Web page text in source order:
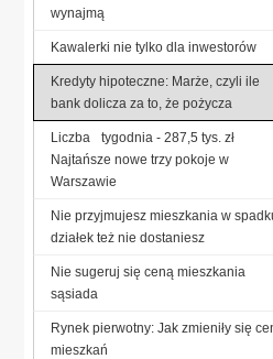
wynajmą
Kawalerki nie tylko dla inwestorów
Kredyty hipoteczne: Marże, czyli ile
bank dolicza za to, że pożycza
Liczba tygodnia - 287,5 tys. zł
Najtańsze nowe trzy pokoje w
Warszawie
Nie przyjmujesz mieszkania w
działek też nie dostaniesz
Nie sugeruj się ceną mieszkania
sąsiada
Rynek pierwotny: Jak zmieniły się
mieszkań